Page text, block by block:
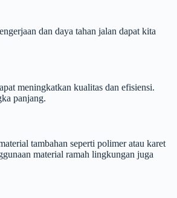
dan daya tahan jalan dapat kita
meningkatkan kualitas dan efisiensi.
panjang.
tambahan seperti polimer atau karet
material ramah lingkungan juga